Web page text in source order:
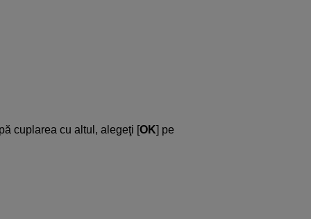
cuplarea cu altul, alegeţi [OK] pe